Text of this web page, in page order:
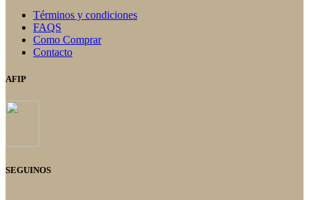
Términos y condiciones
FAQS
Como Comprar
Contacto
AFIP
SEGUINOS